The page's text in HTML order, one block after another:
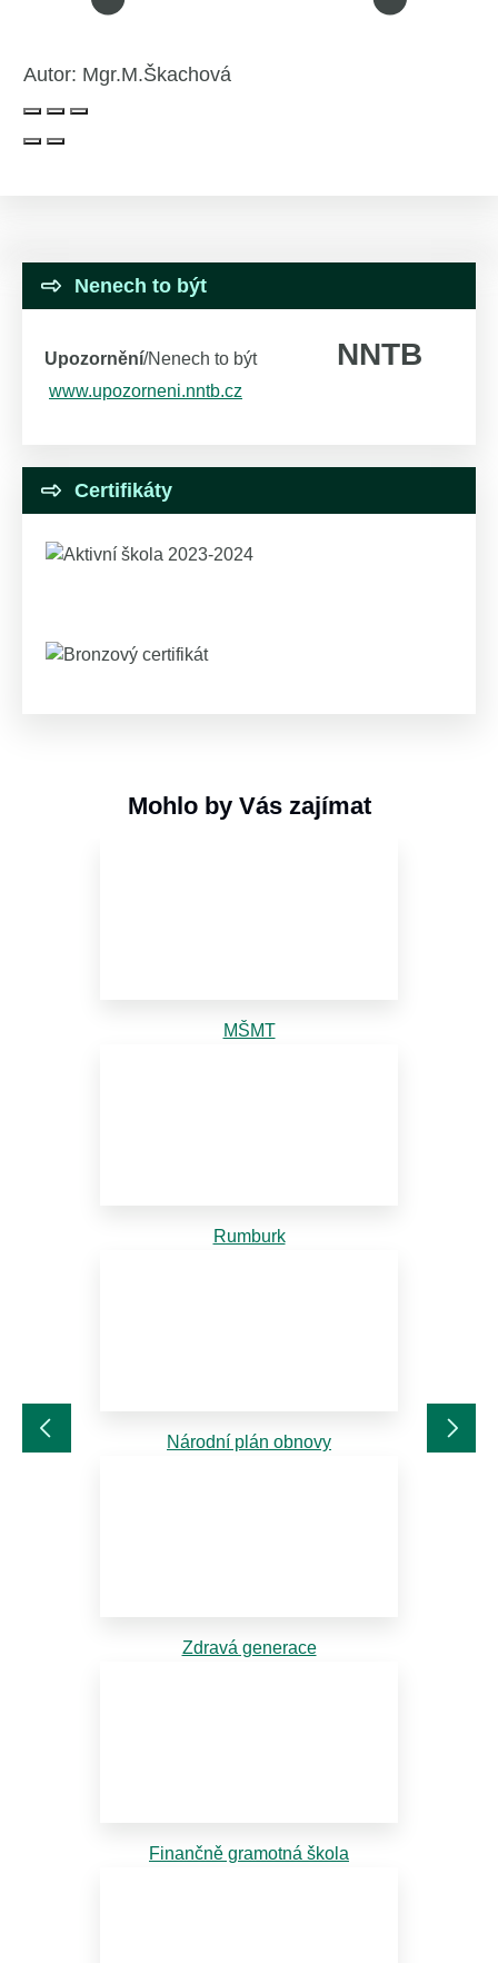
Autor: Mgr.M.Škachová
Nenech to být
Upozornění/Nenech to být NNTB
www.upozorneni.nntb.cz
Certifikáty
Mohlo by Vás zajímat
MŠMT
Rumburk
Národní plán obnovy
Zdravá generace
Finančně gramotná škola